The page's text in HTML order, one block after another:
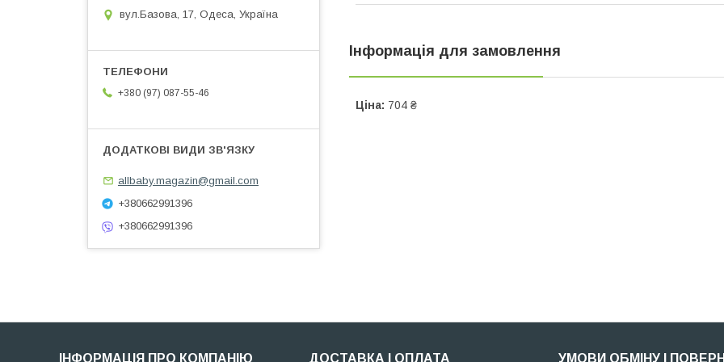
Інформація для замовлення
Ціна: 704 ₴
вул.Базова, 17, Одеса, Україна
+380 (97) 087-55-46
allbaby.magazin@gmail.com
+380662991396
+380662991396
ІНФОРМАЦІЯ ПРО КОМПАНІЮ ДОСТАВКА І ОПЛАТА УМОВИ ОБМІНУ І